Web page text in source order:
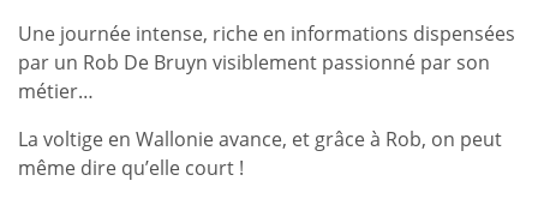
Une journée intense, riche en informations dispensées
par un Rob De Bruyn visiblement passionné par son
métier…
La voltige en Wallonie avance, et grâce à Rob, on peut
même dire qu’elle court !